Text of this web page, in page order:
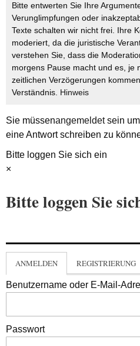
Bitte entwerten Sie Ihre
Verunglimpfungen oder
Texte schalten wir nicht frei. Ihre
moderiert, da die juristische
verstehen Sie, dass die
morgens Pause macht und es, je
zeitlichen Verzögerungen
Verständnis. Hinweis
Sie müssenangemeldetsein
eine Antwort schreiben zu
Bitte loggen Sie sich ein
×
Bitte loggen Sie
ANMELDEN REGISTRIERUNG
Benutzername oder E-Mail-
Passwort